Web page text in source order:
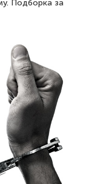
Подборка за